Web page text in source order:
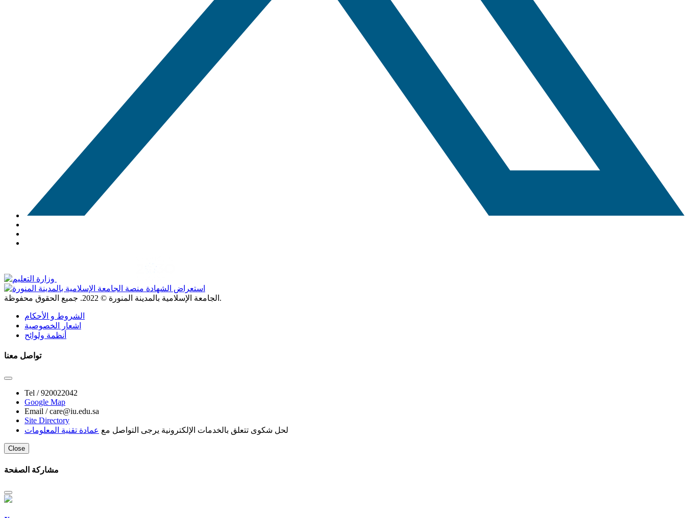
الجامعة الإسلامية بالمدينة المنورة © 2022 . جميع الحقوق محفوظة.
الشروط و الأحكام
اشعار الخصوصية
أنظمة ولوائح
تواصل معنا
Tel /920022042
Google Map
Email /care@iu.edu.sa
Site Directory
لحل شكوى تتعلق بالخدمات الإلكترونية يرجى التواصل مع عمادة تقنية المعلومات
Close
مشاركة الصفحة